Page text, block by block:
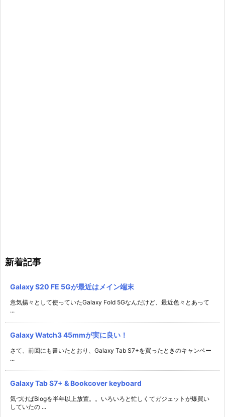
新着記事
Galaxy S20 FE 5Gが最近はメイン端末
意気揚々として使っていたGalaxy Fold 5Gなんだけど、最近色々とあって
...
Galaxy Watch3 45mmが実に良い！
さて、前回にも書いたとおり、Galaxy Tab S7+を買ったときのキャンペー
...
Galaxy Tab S7+ & Bookcover keyboard
気づけばBlogを半年以上放置。。いろいろと忙しくてガジェットが爆買い
していたの ...